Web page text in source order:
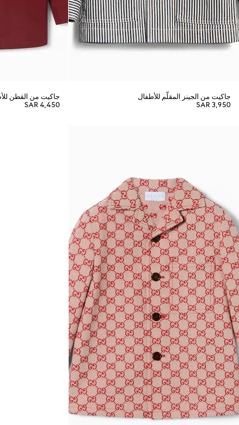
جاكيت من الجينز المقلّم للأطفال
SAR 3,950
جاكيت من القطن
SAR 4,450